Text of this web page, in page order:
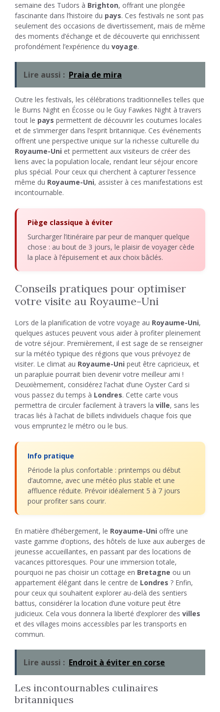
semaine des Tudors à Brighton, offrant une plongée
fascinante dans l’histoire du pays. Ces festivals ne sont pas
seulement des occasions de divertissement, mais de même
des moments d’échange et de découverte qui enrichissent
profondément l’expérience du voyage.
Lire aussi : Praia de mira
Outre les festivals, les célébrations traditionnelles telles que
le Burns Night en Écosse ou le Guy Fawkes Night à travers
tout le pays permettent de découvrir les coutumes locales
et de s’immerger dans l’esprit britannique. Ces événements
offrent une perspective unique sur la richesse culturelle du
Royaume-Uni et permettent aux visiteurs de créer des
liens avec la population locale, rendant leur séjour encore
plus spécial. Pour ceux qui cherchent à capturer l’essence
même du Royaume-Uni, assister à ces manifestations est
incontournable.
Piège classique à éviter
Surcharger l’itinéraire par peur de manquer quelque
chose : au bout de 3 jours, le plaisir de voyager cède
la place à l’épuisement et aux choix bâclés.
Conseils pratiques pour optimiser
votre visite au Royaume-Uni
Lors de la planification de votre voyage au Royaume-Uni,
quelques astuces peuvent vous aider à profiter pleinement
de votre séjour. Premièrement, il est sage de se renseigner
sur la météo typique des régions que vous prévoyez de
visiter. Le climat au Royaume-Uni peut être capricieux, et
un parapluie pourrait bien devenir votre meilleur ami !
Deuxièmement, considérez l’achat d’une Oyster Card si
vous passez du temps à Londres. Cette carte vous
permettra de circuler facilement à travers la ville, sans les
tracas liés à l’achat de billets individuels chaque fois que
vous empruntez le métro ou le bus.
Info pratique
Période la plus confortable : printemps ou début
d’automne, avec une météo plus stable et une
affluence réduite. Prévoir idéalement 5 à 7 jours
pour profiter sans courir.
En matière d’hébergement, le Royaume-Uni offre une
vaste gamme d’options, des hôtels de luxe aux auberges de
jeunesse accueillantes, en passant par des locations de
vacances pittoresques. Pour une immersion totale,
pourquoi ne pas choisir un cottage en Bretagne ou un
appartement élégant dans le centre de Londres ? Enfin,
pour ceux qui souhaitent explorer au-delà des sentiers
battus, considérer la location d’une voiture peut être
judicieux. Cela vous donnera la liberté d’explorer des villes
et des villages moins accessibles par les transports en
commun.
Lire aussi : Endroit à éviter en corse
Les incontournables culinaires
britanniques